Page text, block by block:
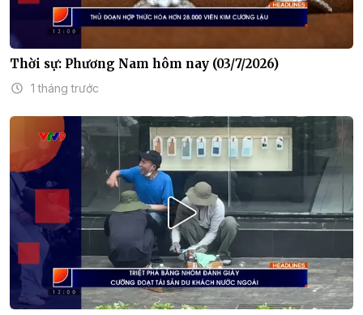
Thời sự: Phương Nam hôm nay (03/7/2026)
1 tháng trước